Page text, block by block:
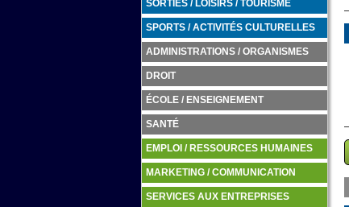
SORTIES / LOISIRS / TOURISME
SPORTS / ACTIVITÉS CULTURELLES
ADMINISTRATIONS / ORGANISMES
DROIT
ÉCOLE / ENSEIGNEMENT
SANTÉ
EMPLOI / RESSOURCES HUMAINES
MARKETING / COMMUNICATION
SERVICES AUX ENTREPRISES